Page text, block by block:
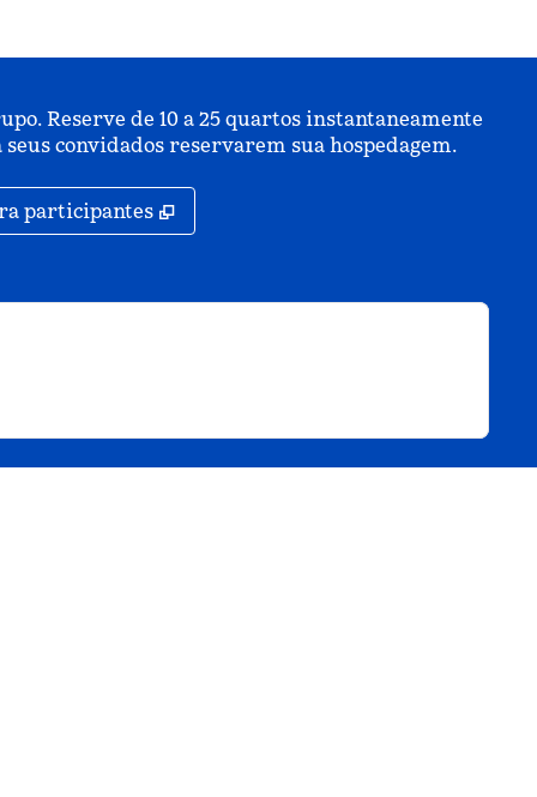
Reserve de 10 a 25 quartos instantaneamente
convidados reservarem sua hospedagem.
participantes ,